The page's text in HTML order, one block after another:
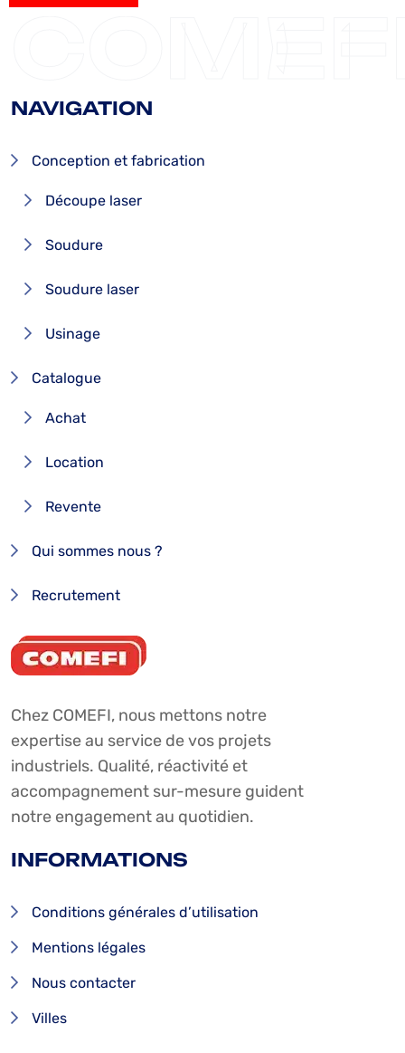
NAVIGATION
Conception et fabrication
Découpe laser
Soudure
Soudure laser
Usinage
Catalogue
Achat
Location
Revente
Qui sommes nous ?
Recrutement
Chez COMEFI, nous mettons notre
expertise au service de vos projets
industriels. Qualité, réactivité et
accompagnement sur-mesure guident
notre engagement au quotidien.
INFORMATIONS
Conditions générales d’utilisation
Mentions légales
Nous contacter
Villes